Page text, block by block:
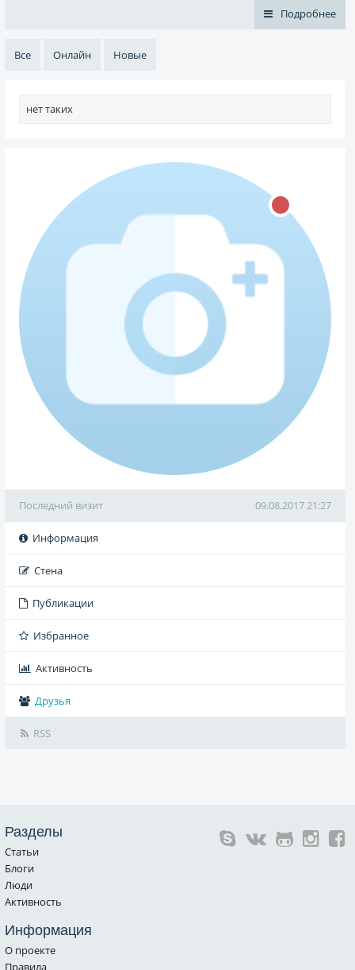
Подробнее
Все Онлайн Новые
нет таких
Последний визит 09.08.2017 21:27
Информация
Стена
Публикации
Избранное
Активность
Друзья
RSS
Разделы
Статьи
Блоги
Люди
Активность
Информация
О проекте
Правила